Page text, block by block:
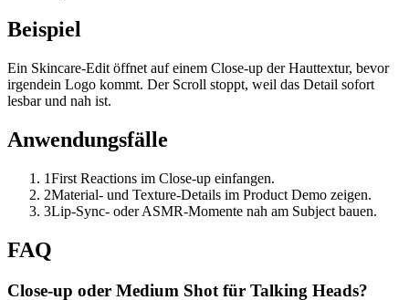
Beispiel
Ein Skincare-Edit öffnet auf einem Close-up der Hauttextur, bevor
irgendein Logo kommt. Der Scroll stoppt, weil das Detail sofort
lesbar und nah ist.
Anwendungsfälle
1First Reactions im Close-up einfangen.
2Material- und Texture-Details im Product Demo zeigen.
3Lip-Sync- oder ASMR-Momente nah am Subject bauen.
FAQ
Close-up oder Medium Shot für Talking Heads?